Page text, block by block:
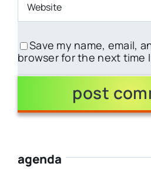
Save my name, email,
browser for the next time
agenda